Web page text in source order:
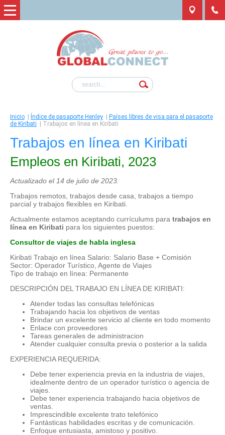
Inicio Índice de pasaporte Henley
Países libres de visa para el pasaporte
de Kiribati
Trabajos en línea en Kiribati
Trabajos en línea en Kiribati
Empleos en Kiribati, 2023
Actualizado el 14 de julio de 2023.
Trabajos remotos, trabajos desde casa, trabajos a tiempo
parcial y trabajos flexibles en Kiribati.
Actualmente estamos aceptando currículums para trabajos en
línea en Kiribati para los siguientes puestos:
Consultor de viajes de habla inglesa
Kiribati Trabajo en línea Salario: Salario Base + Comisión
Sector: Operador Turístico, Agente de Viajes
Tipo de trabajo en línea: Permanente
DESCRIPCIÓN DEL TRABAJO EN LÍNEA DE KIRIBATI:
Atender todas las consultas telefónicas
Trabajando hacia los objetivos de ventas
Brindar un excelente servicio al cliente en todo momento
Enlace con proveedores
Tareas generales de administracion
Atender cualquier consulta previa o posterior a la salida
EXPERIENCIA REQUERIDA:
Debe tener experiencia previa en la industria de viajes,
idealmente dentro de un operador turístico o agencia de
viajes.
Debe tener experiencia trabajando hacia objetivos de
ventas.
Imprescindible excelente trato telefónico
Fantásticas habilidades escritas y de comunicación.
Enfoque entusiasta, amistoso y positivo.